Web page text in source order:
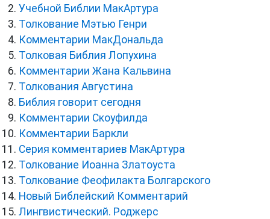
Учебной Библии МакАртура
Толкование Мэтью Генри
Комментарии МакДональда
Толковая Библия Лопухина
Комментарии Жана Кальвина
Толкования Августина
Библия говорит сегодня
Комментарии Скоуфилда
Комментарии Баркли
Серия комментариев МакАртура
Толкование Иоанна Златоуста
Толкование Феофилакта Болгарского
Новый Библейский Комментарий
Лингвистический. Роджерс